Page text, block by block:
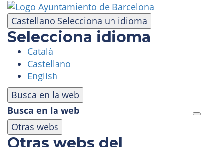
Castellano Selecciona un idioma
Selecciona idioma
Català
Castellano
English
Busca en la web
Busca en la web
Otras webs
Otras webs del
Pasar
contenido
principal
VISITA
PARQUE DE ATRACCIONES
ÁREA PANORÁMICA